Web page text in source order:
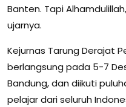
Banten. Tapi
ujarnya.
Kejurnas Tarung Derajat
berlangsung pada 5-7
Bandung, dan diikuti
pelajar dari seluruh